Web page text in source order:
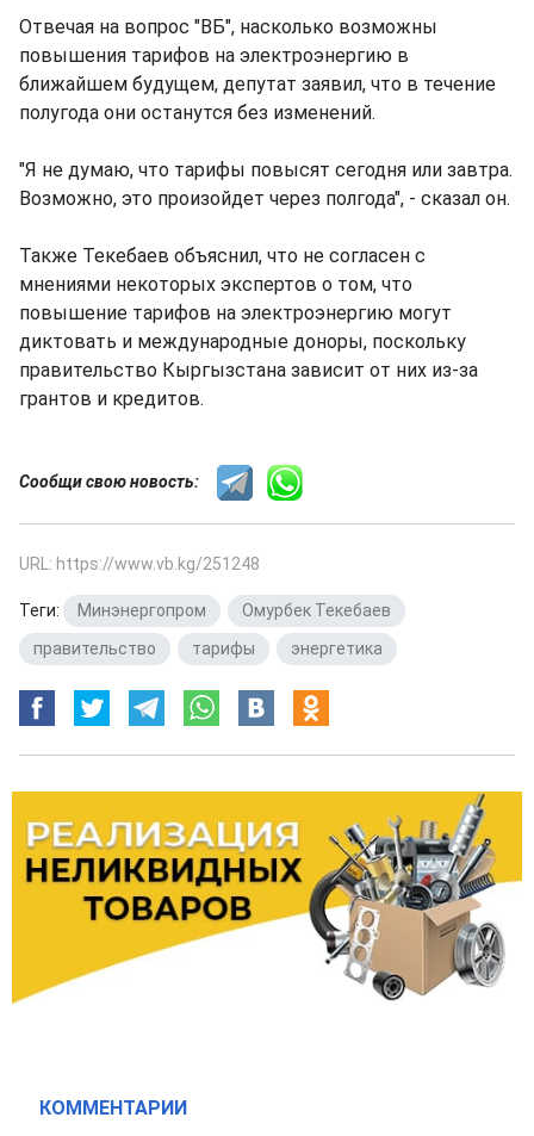
Отвечая на вопрос "ВБ", насколько возможны
повышения тарифов на электроэнергию в
ближайшем будущем, депутат заявил, что в течение
полугода они останутся без изменений.
"Я не думаю, что тарифы повысят сегодня или завтра.
Возможно, это произойдет через полгода", - сказал он.
Также Текебаев объяснил, что не согласен с
мнениями некоторых экспертов о том, что
повышение тарифов на электроэнергию могут
диктовать и международные доноры, поскольку
правительство Кыргызстана зависит от них из-за
грантов и кредитов.
Сообщи свою новость:
URL: https://www.vb.kg/251248
Теги: Минэнергопром Омурбек Текебаев
правительство
тарифы энергетика
КОММЕНТАРИИ